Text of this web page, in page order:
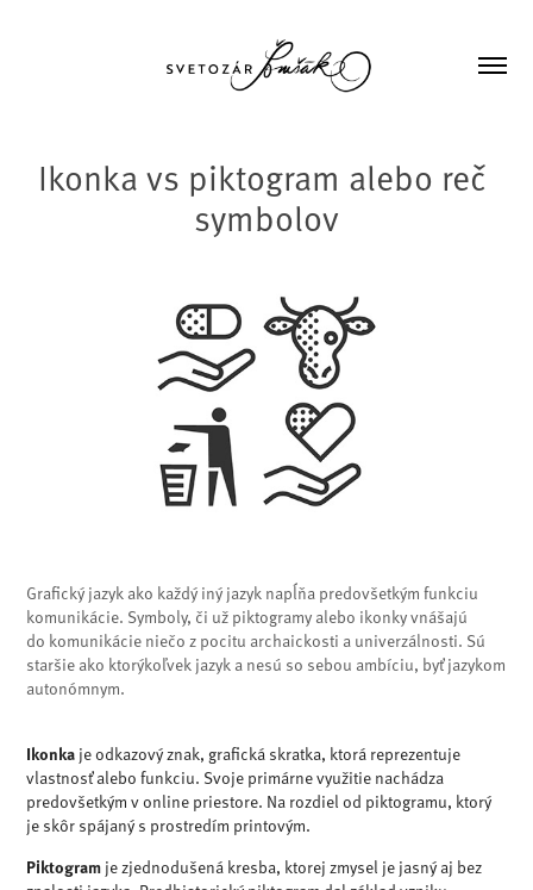
Ikonka vs piktogram alebo reč
symbolov
Grafický jazyk ako každý iný jazyk napĺňa predovšetkým funkciu
komunikácie. Symboly, či už piktogramy alebo ikonky vnášajú
do komunikácie niečo z pocitu archaickosti a univerzálnosti. Sú
staršie ako ktorýkoľvek jazyk a nesú so sebou ambíciu, byť jazykom
autonómnym.
Ikonka je odkazový znak, grafická skratka, ktorá reprezentuje
vlastnosť alebo funkciu. Svoje primárne využitie nachádza
predovšetkým v online priestore. Na rozdiel od piktogramu, ktorý
je skôr spájaný s prostredím printovým.
Piktogram je zjednodušená kresba, ktorej zmysel je jasný aj bez